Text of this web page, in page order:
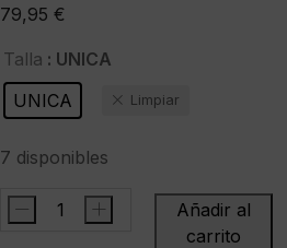
79,95 €
Talla : UNICA
UNICA
Limpiar
7 disponibles
SPRAYGROUNDRiñonera"MIX
- +
Añadir al
carrito